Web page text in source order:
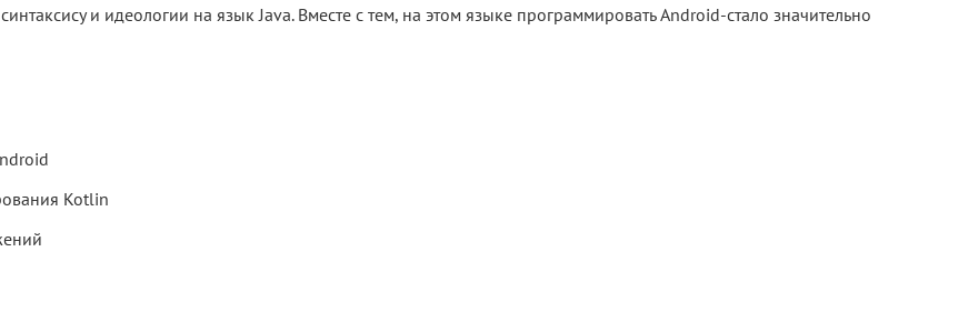
и идеологии на язык Java. Вместе с тем, на этом языке программировать Android-стало значительно
Kotlin